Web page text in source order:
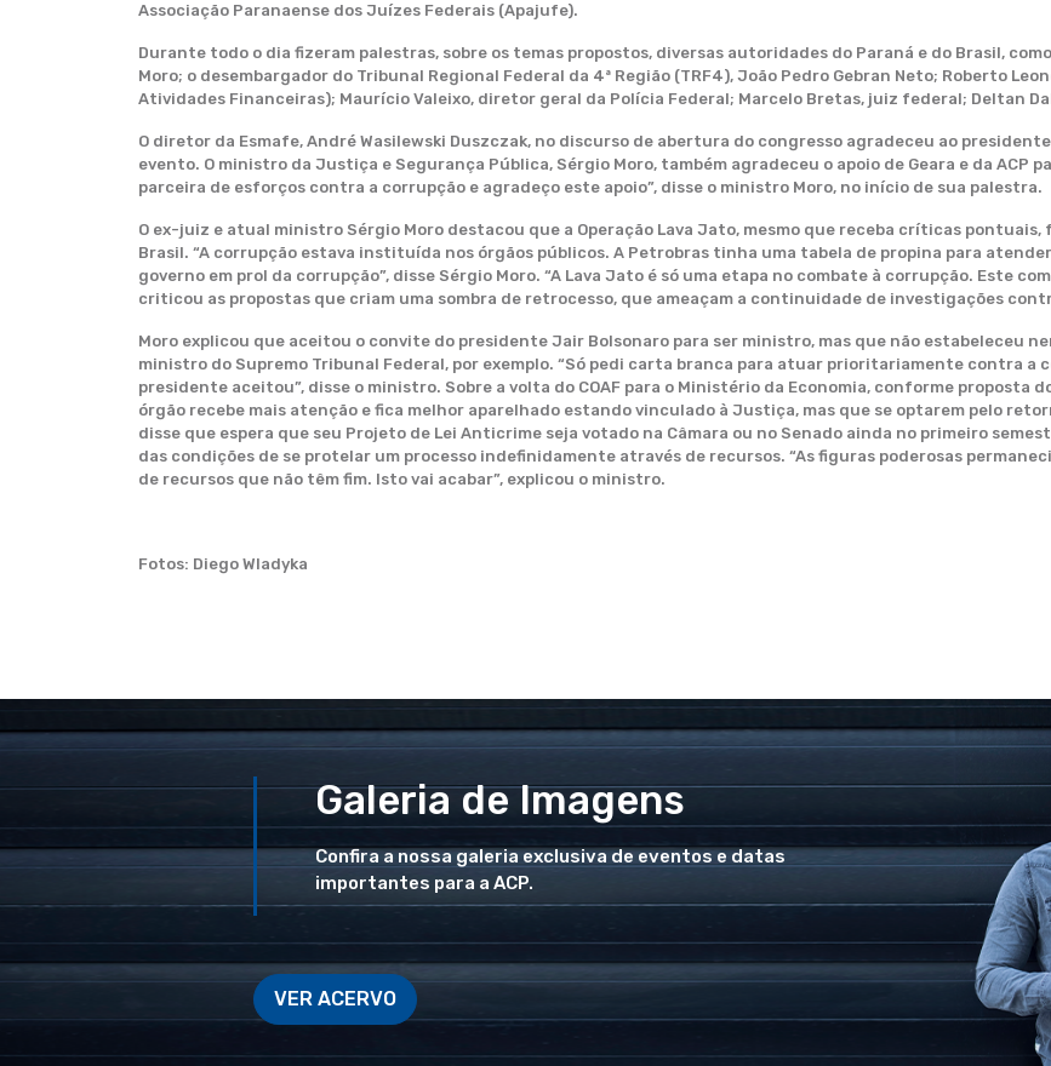
Associação Paranaense dos Juízes Federais (Apajufe).
Durante todo o dia fizeram palestras, sobre os temas propostos, diversas autoridades do Paraná e do Brasil,
Moro; o desembargador do Tribunal Regional Federal da 4ª Região (TRF4), João Pedro Gebran Neto; Roberto
Atividades Financeiras); Maurício Valeixo, diretor geral da Polícia Federal; Marcelo Bretas, juiz federal; Deltan
O diretor da Esmafe, André Wasilewski Duszczak, no discurso de abertura do congresso agradeceu ao presidente
evento. O ministro da Justiça e Segurança Pública, Sérgio Moro, também agradeceu o apoio de Geara e da ACP
parceira de esforços contra a corrupção e agradeço este apoio”, disse o ministro Moro, no início de sua palestra.
O ex-juiz e atual ministro Sérgio Moro destacou que a Operação Lava Jato, mesmo que receba críticas
Brasil. “A corrupção estava instituída nos órgãos públicos. A Petrobras tinha uma tabela de propina para
governo em prol da corrupção”, disse Sérgio Moro. “A Lava Jato é só uma etapa no combate à corrupção. Este
criticou as propostas que criam uma sombra de retrocesso, que ameaçam a continuidade de investigações
Moro explicou que aceitou o convite do presidente Jair Bolsonaro para ser ministro, mas que não estabeleceu
ministro do Supremo Tribunal Federal, por exemplo. “Só pedi carta branca para atuar prioritariamente contra a
presidente aceitou”, disse o ministro. Sobre a volta do COAF para o Ministério da Economia, conforme proposta
órgão recebe mais atenção e fica melhor aparelhado estando vinculado à Justiça, mas que se optarem pelo
disse que espera que seu Projeto de Lei Anticrime seja votado na Câmara ou no Senado ainda no primeiro
das condições de se protelar um processo indefinidamente através de recursos. “As figuras poderosas
de recursos que não têm fim. Isto vai acabar”, explicou o ministro.
Fotos: Diego Wladyka
Galeria de Imagens
Confira a nossa galeria exclusiva de eventos e datas
importantes para a ACP.
VER ACERVO